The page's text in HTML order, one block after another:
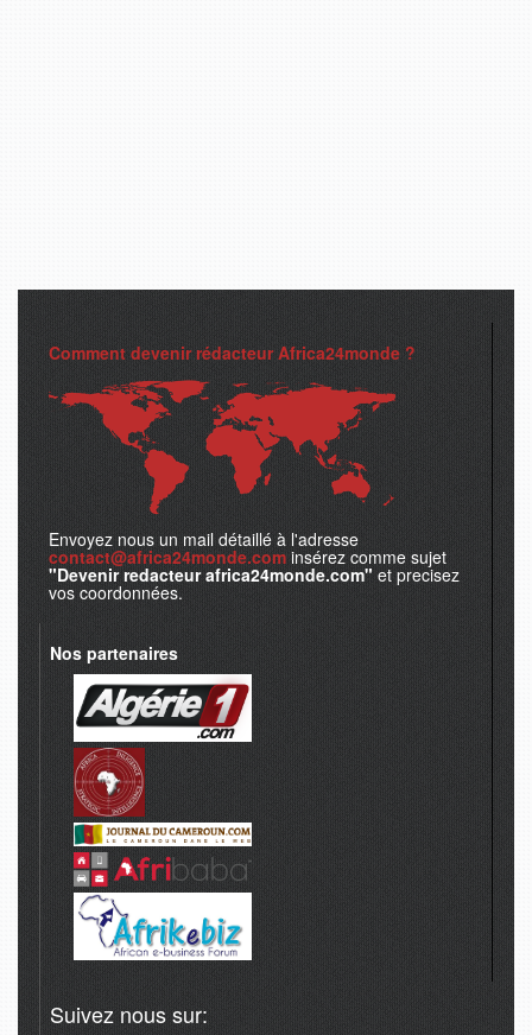
Comment devenir rédacteur Africa24monde ?
Envoyez nous un mail détaillé à l'adresse
contact@africa24monde.com insérez comme sujet
"Devenir redacteur africa24monde.com" et precisez
vos coordonnées.
Nos partenaires
Suivez nous sur: